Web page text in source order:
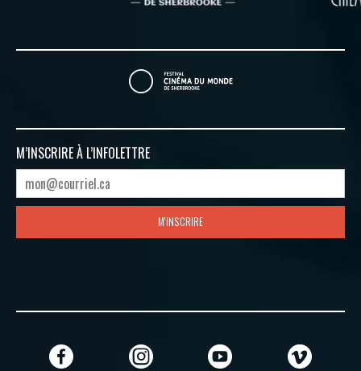
M’INSCRIRE À L’INFOLETTRE
M'INSCRIRE